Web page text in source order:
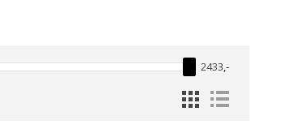
,-
2433